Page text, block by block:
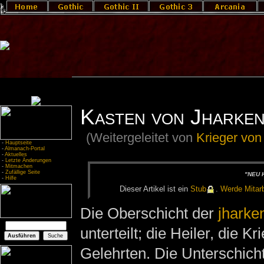
- Hauptseite
- Almanach-Portal
- Aktuelles
- Letzte Änderungen
- Mitmachen
- Zufällige Seite
- Hilfe
Kasten von
(Weitergeleitet von Krieger
"NEU
Die­ser Ar­ti­kel ist ein Stub Wer­de
Die Oberschicht der
unterteilt; die Heiler, die
Gelehrten. Die